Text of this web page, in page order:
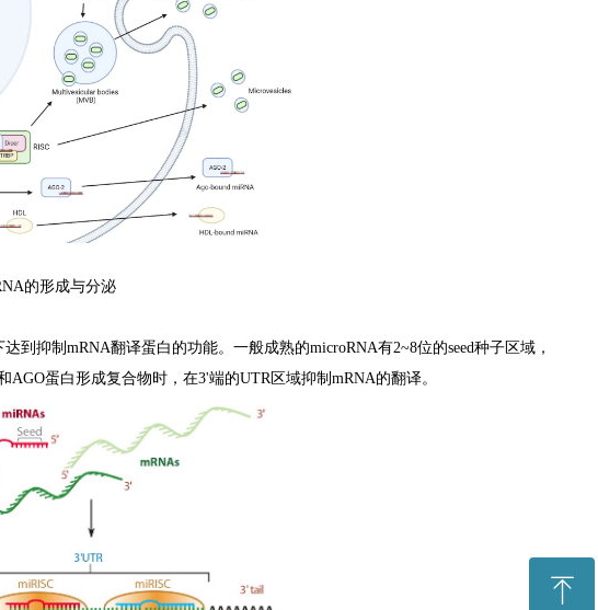
的形成与分泌
到抑制mRNA翻译蛋白的功能。一般成熟的microRNA有2~8位的seed种子区域，
蛋白形成复合物时，在3'端的UTR区域抑制mRNA的翻译。
ꁸ